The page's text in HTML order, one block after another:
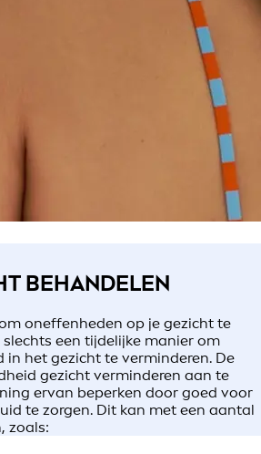
BEHANDELEN
oneffenheden op je gezicht te
een tijdelijke manier om
in het gezicht te verminderen. De
gezicht verminderen aan te
ervan beperken door goed voor
te zorgen. Dit kan met een aantal
zoals: